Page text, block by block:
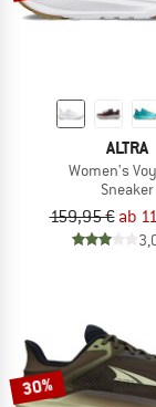
ALTRA
Women's
Sneaker
159,95 € ab
30%